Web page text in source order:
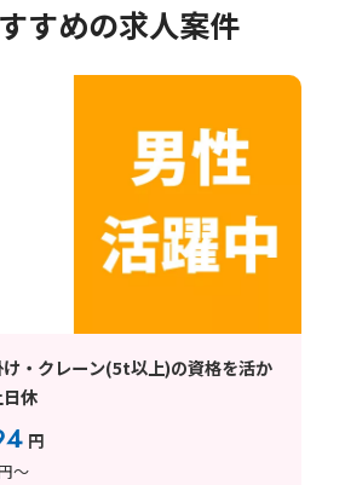
すめの求人案件
け・クレーン(5t以上)の資格を活か
休
円
～